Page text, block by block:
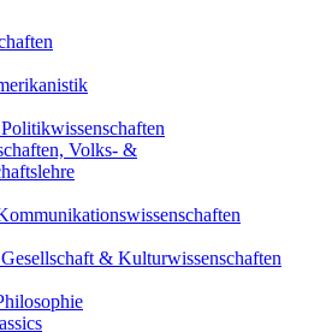
Volks- &
& Kulturwissenschaften